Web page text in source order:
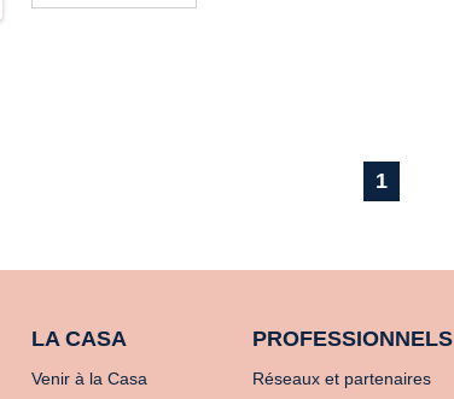
1
LA CASA
Venir à la Casa
PROFESSIONNELS
Réseaux et partenaires